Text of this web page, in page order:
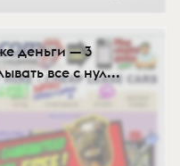
деньги — 3
все с нул...